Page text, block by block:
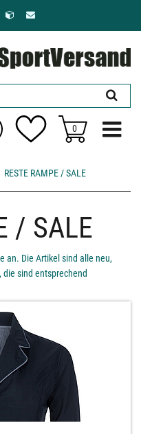
0 Menü
RESTE RAMPE / SALE
/ SALE
an. Die Artikel sind alle neu,
die sind entsprechend